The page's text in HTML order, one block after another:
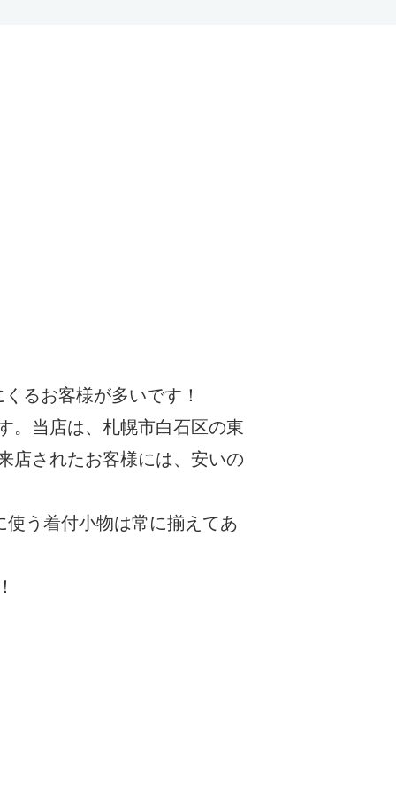
るお客様が多いです！
。当店は、札幌市白石区の東
店されたお客様には、安いの
う着付小物は常に揃えてあ